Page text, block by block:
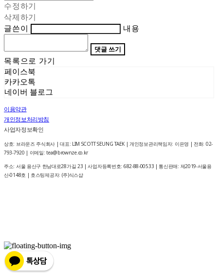
수정하기
삭제하기
글쓴이
내용
댓글 쓰기
목록으로 가기
페이스북
카카오톡
네이버 블로그
이용약관
개인정보처리방침
사업자정보확인
상호: 브라운즈 주식회사 | 대표: LIM SCOTT SEUNG TAEK | 개인정보관리책임자: 이은영 | 전화: 02-
793-7920 | 이메일: tea@brownze.co.kr
주소: 서울 용산구 한남대로28가길 23 | 사업자등록번호: 682-88-00533 | 통신판매: 제2019-서울용
산-0148호 | 호스팅제공자: (주)식스샵